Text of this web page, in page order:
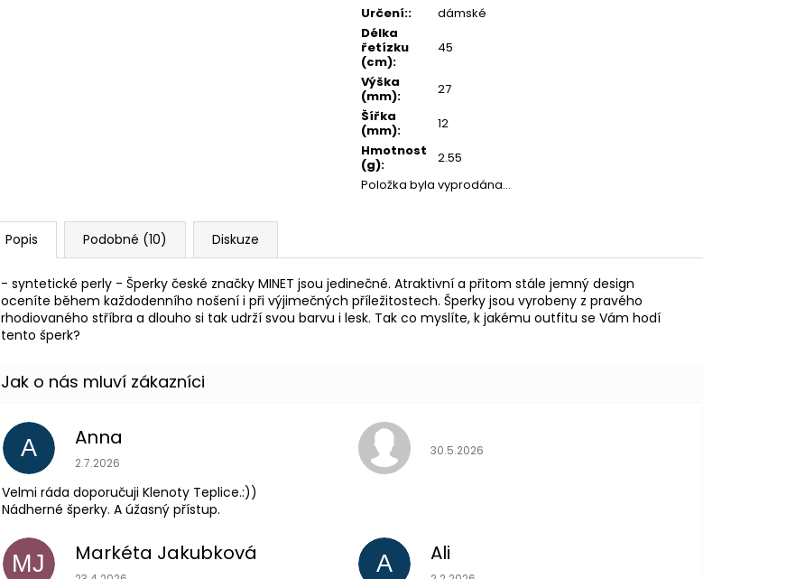
Určení::
dámské
Délka
řetízku
(cm):
45
Výška
(mm):
27
Šířka
(mm):
12
Hmotnost
(g):
2.55
Položka byla vyprodána…
Popis Podobné (10) Diskuze
- syntetické perly - Šperky české značky MINET jsou jedinečné. Atraktivní a přitom stále jemný design
oceníte během každodenního nošení i při výjimečných příležitostech. Šperky jsou vyrobeny z pravého
rhodiovaného stříbra a dlouho si tak udrží svou barvu i lesk. Tak co myslíte, k jakému outfitu se Vám hodí
tento šperk?
A Anna
Hodnocení obchodu je 5 z 5 hvězdiček.
2.7.2026
Velmi ráda doporučuji Klenoty Teplice.:))
Nádherné šperky. A úžasný přístup.
Hodnocení obchodu je 5 z 5 hvězdiček.
30.5.2026
MJ Markéta Jakubková
Hodnocení obchodu je 5 z 5 hvězdiček. A Ali
Hodnocení obchodu je 5 z 5 hvězdiček.